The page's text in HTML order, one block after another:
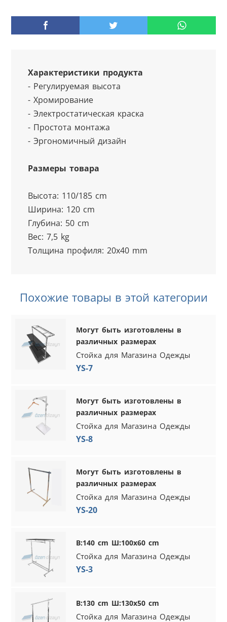
Характеристики продукта
- Регулируемая высота
- Хромирование
- Электростатическая краска
- Простота монтажа
- Эргономичный дизайн
Размеры товара
Высота: 110/185 cm
Ширина: 120 cm
Глубина: 50 cm
Вес: 7,5 kg
Толщина профиля: 20x40 mm
Похожие товары в этой категории
Могут быть изготовлены в
различных размерах
Стойка для Магазина Одежды
YS-7
Могут быть изготовлены в
различных размерах
Стойка для Магазина Одежды
YS-8
Могут быть изготовлены в
различных размерах
Стойка для Магазина Одежды
YS-20
В:140 cm Ш:100x60 cm
Стойка для Магазина Одежды
YS-3
В:130 cm Ш:130x50 cm
Стойка для Магазина Одежды